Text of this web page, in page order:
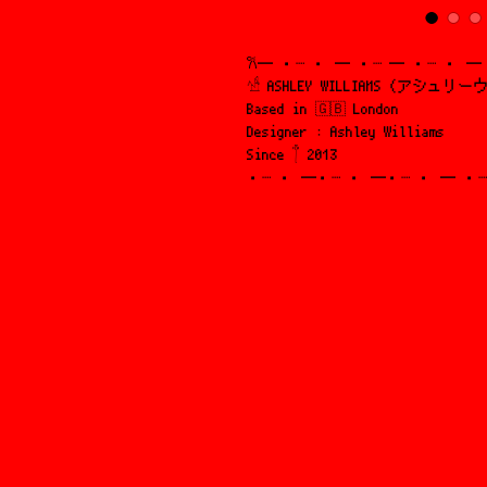
𐙚─ ・┈ ・ ─ ・┈ ─ ・┈ ・ ─
𓀴 ASHLEY WILLIAMS (アシュリー
Based in 🇬🇧 London
Designer : Ashley Williams
Since 𓐩 2013
・┈ ・ ─・┈ ・ ─・┈ ・ ─